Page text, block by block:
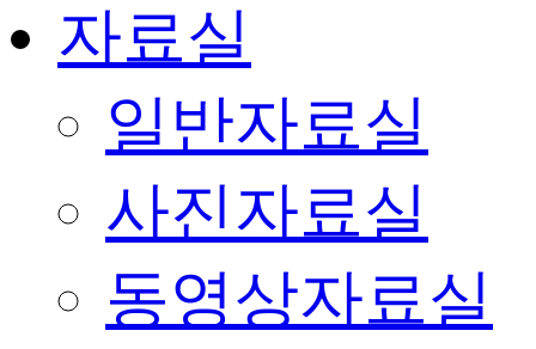
자료실
일반자료실
사진자료실
동영상자료실